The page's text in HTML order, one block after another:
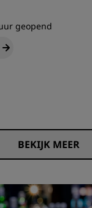
geopend
BEKIJK MEER